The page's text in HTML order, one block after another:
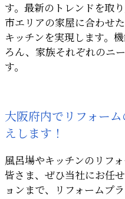
す。最新のトレンドを取
市エリアの家屋に合わせ
キッチンを実現します。
ろん、家族それぞれのニ
す。
大阪府内でリフォー
えします！
風呂場やキッチンのリフ
皆さま、ぜひ当社にお任
ョンまで、リフォームプ